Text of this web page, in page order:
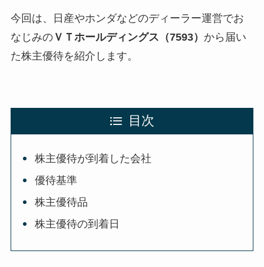
今回は、日産やホンダなどのディーラー運営でお
なじみのＶＴホールディングス（7593） から届い
た株主優待を紹介します。
目次
株主優待が到着した会社
優待基準
株主優待品
株主優待の到着日